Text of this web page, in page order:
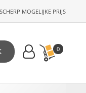
MOGELIJKE PRIJS
0